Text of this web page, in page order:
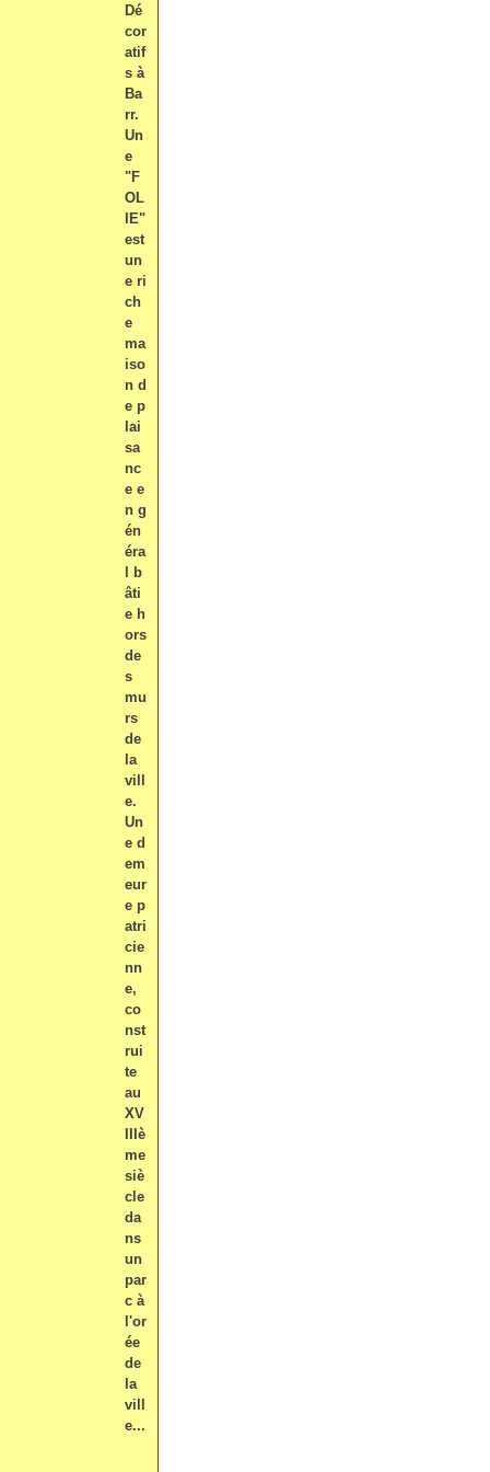
Dé
cor
atif
s à
Ba
rr.
Un
e
"F
OL
IE"
est
un
e ri
ch
e
ma
iso
n d
e p
lai
sa
nc
e e
n g
én
éra
l b
âti
e h
ors
de
s
mu
rs
de
la
vill
e.
Un
e d
em
eur
e p
atri
cie
nn
e,
co
nst
rui
te
au
XV
IIIè
me
siè
cle
da
ns
un
par
c à
l'or
ée
de
la
vill
e...